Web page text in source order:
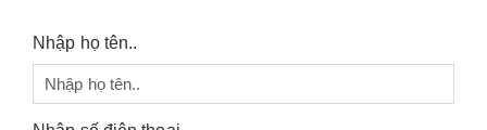
Nhập họ tên..